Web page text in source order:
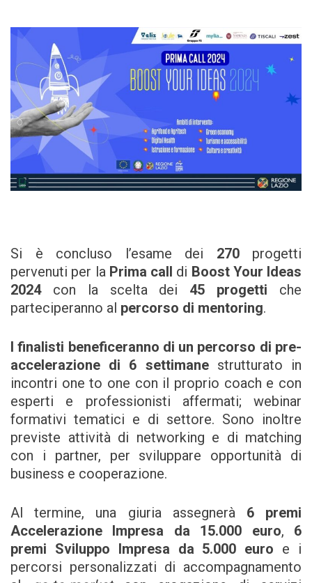
Si è concluso l’esame dei 270 progetti
pervenuti per la Prima call di Boost Your Ideas
2024con la scelta dei 45 progetti che
parteciperanno al percorso di mentoring.
I finalisti beneficeranno di un percorso di pre-
accelerazione di 6 settimanestrutturato in
incontri one to one con il proprio coach e con
esperti e professionisti affermati; webinar
formativi tematici e di settore. Sono inoltre
previste attività di networking e di matching
con i partner, per sviluppare opportunità di
business e cooperazione.
Al termine, una giuria assegnerà 6 premi
Accelerazione Impresa da 15.000 euro, 6
premi Sviluppo Impresa da 5.000 euro e i
percorsi personalizzati di accompagnamento